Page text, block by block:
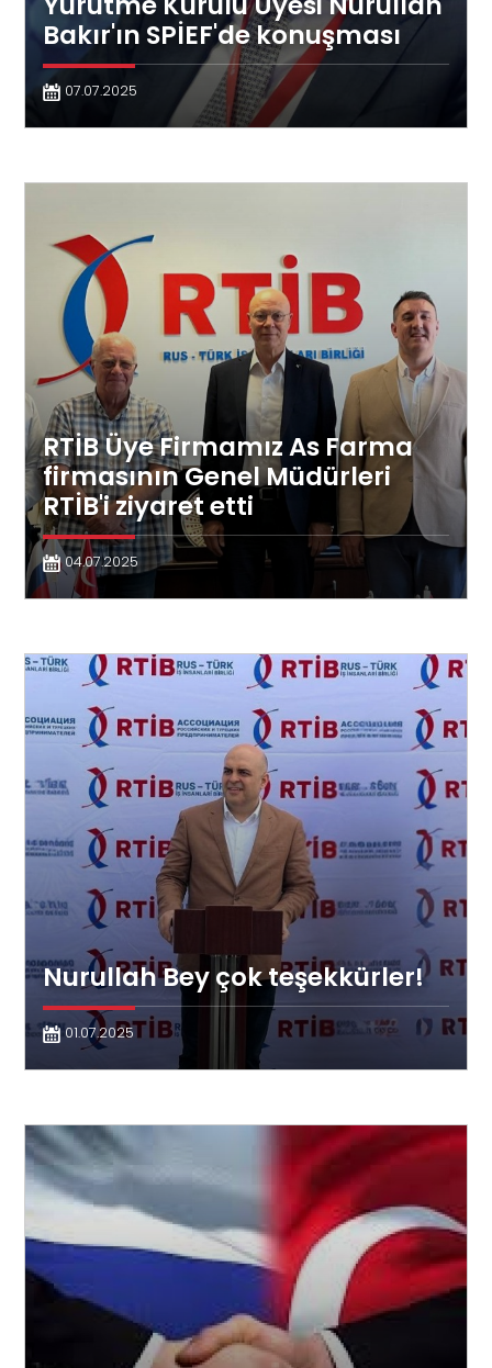
Bakır'ın SPİEF'de konuşması
07.07.2025
RTİB Üye Firmamız As Farma
firmasının Genel Müdürleri
RTİB'i ziyaret etti
04.07.2025
Nurullah Bey çok teşekkürler!
01.07.2025